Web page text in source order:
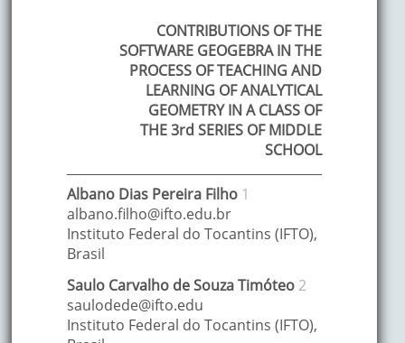
CONTRIBUTIONS OF THE
SOFTWARE GEOGEBRA IN THE
PROCESS OF TEACHING AND
LEARNING OF ANALYTICAL
GEOMETRY IN A CLASS OF
THE 3rd SERIES OF MIDDLE
SCHOOL
Albano Dias Pereira Filho 1
albano.filho@ifto.edu.br
Instituto Federal do Tocantins (IFTO),
Brasil
Saulo Carvalho de Souza Timóteo 2
saulodede@ifto.edu
Instituto Federal do Tocantins (IFTO),